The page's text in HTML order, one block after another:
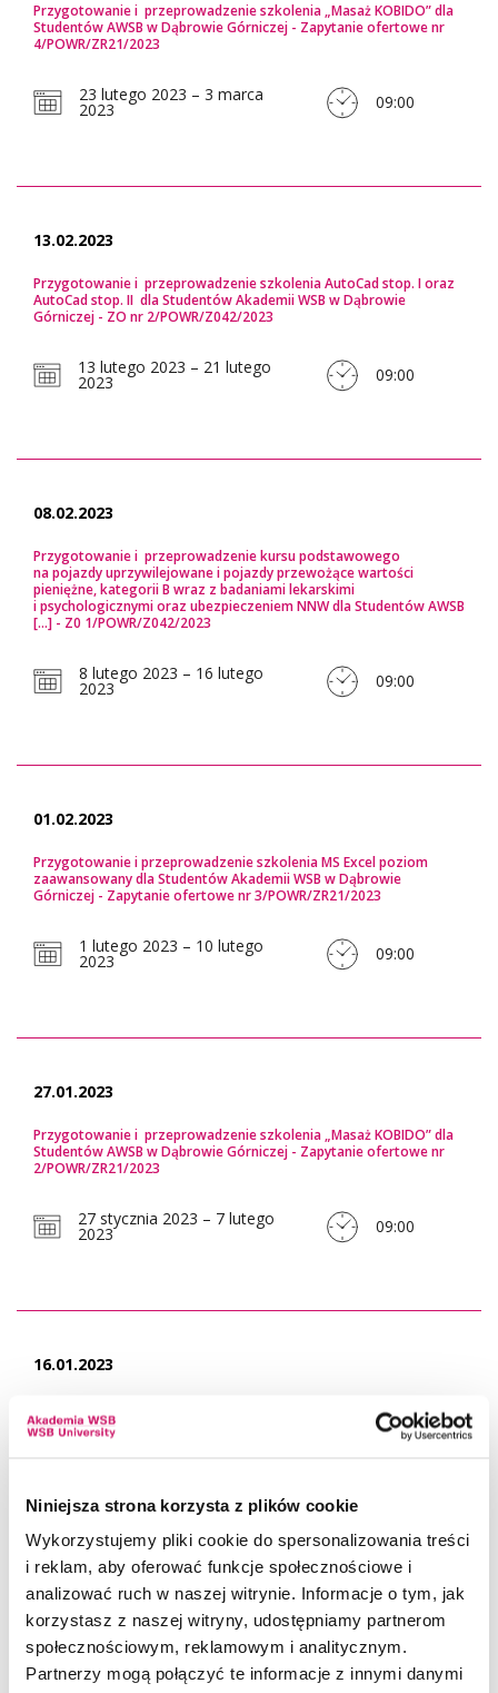
Niniejsza strona korzysta z plików cookie
Wykorzystujemy pliki cookie do spersonalizowania treści
i reklam, aby oferować funkcje społecznościowe i
analizować ruch w naszej witrynie. Informacje o tym, jak
korzystasz z naszej witryny, udostępniamy partnerom
społecznościowym, reklamowym i analitycznym.
Partnerzy mogą połączyć te informacje z innymi danymi
Przygotowanie i przeprowadzenie szkolenia „Masaż KOBIDO” dla
Studentów AWSB w Dąbrowie Górniczej - Zapytanie ofertowe nr
4/POWR/ZR21/2023
23 lutego 2023 – 3 marca
2023 09:00
13.02.2023
Przygotowanie i przeprowadzenie szkolenia AutoCad stop. I oraz
AutoCad stop. II dla Studentów Akademii WSB w Dąbrowie
Górniczej - ZO nr 2/POWR/Z042/2023
13 lutego 2023 – 21 lutego
2023 09:00
08.02.2023
Przygotowanie i przeprowadzenie kursu podstawowego
na pojazdy uprzywilejowane i pojazdy przewożące wartości
pieniężne, kategorii B wraz z badaniami lekarskimi
i psychologicznymi oraz ubezpieczeniem NNW dla Studentów AWSB
[...] - Z0 1/POWR/Z042/2023
8 lutego 2023 – 16 lutego
2023 09:00
01.02.2023
Przygotowanie i przeprowadzenie szkolenia MS Excel poziom
zaawansowany dla Studentów Akademii WSB w Dąbrowie
Górniczej - Zapytanie ofertowe nr 3/POWR/ZR21/2023
1 lutego 2023 – 10 lutego
2023 09:00
27.01.2023
Przygotowanie i przeprowadzenie szkolenia „Masaż KOBIDO” dla
Studentów AWSB w Dąbrowie Górniczej - Zapytanie ofertowe nr
2/POWR/ZR21/2023
27 stycznia 2023 – 7 lutego
2023 09:00
16.01.2023
Opracowanie opisu studium przypadku (case study), które będzie
stanowić materiał dydaktyczny w procesie kształcenia w Akademii
WSB - Zapytanie ofertowe nr 1/POWR/ZR21/2023
stycznia 2023
22.12.2022
Usługa korekty językowej artykułów naukowych publikowanych